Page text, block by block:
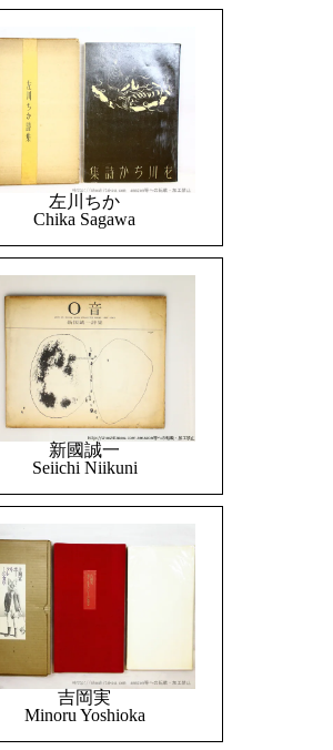
左川ちか
Chika Sagawa
新國誠一
Seiichi Niikuni
吉岡実
Minoru Yoshioka